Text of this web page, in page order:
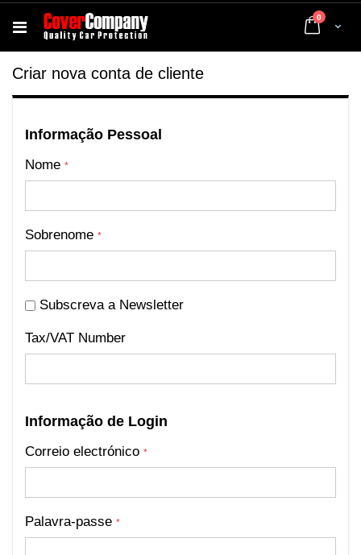
Cart
0 artigos
Criar nova conta de cliente
Informação Pessoal
Nome
Sobrenome
Subscreva a Newsletter
Tax/VAT Number
Informação de Login
Correio electrónico
Palavra-passe